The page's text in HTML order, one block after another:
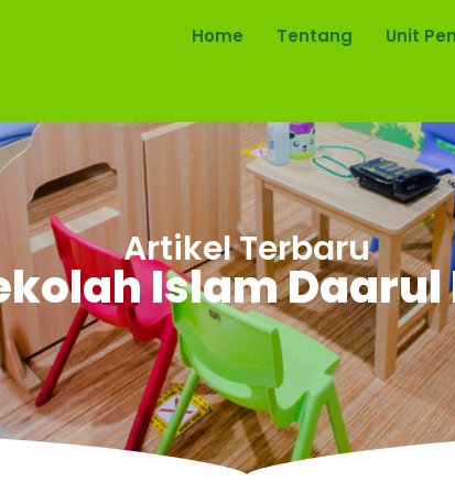
Home Tentang Unit
Artikel Terbaru
Islam